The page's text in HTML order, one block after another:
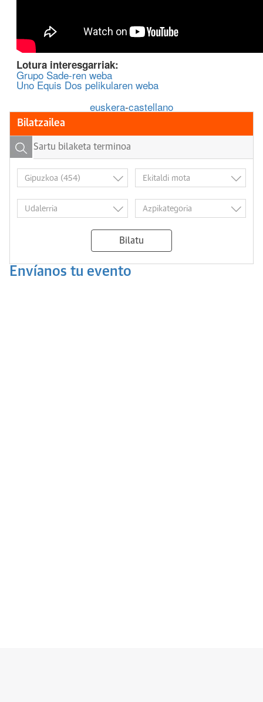
Lotura interesgarriak:
Grupo Sade-ren weba
Uno Equis Dos pelikularen weba
euskera-castellano
Bilatzailea
Bilatu
Envíanos tu evento